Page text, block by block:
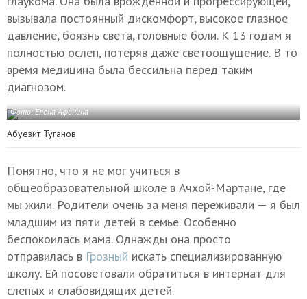
вызывала постоянный дискомфорт, высокое глазное
давление, боязнь света, головные боли. К 13 годам я
полностью ослеп, потеряв даже светоощущение. В то
время медицина была бессильна перед таким
диагнозом.
Фото: Елена Афонина
Абуезит Туганов
Понятно, что я не мог учиться в
общеобразовательной школе в Ачхой-Мартане, где
мы жили. Родители очень за меня переживали — я был
младшим из пяти детей в семье. Особенно
беспокоилась мама. Однажды она просто
отправилась в Грозный искать специализированную
школу. Ей посоветовали обратиться в интернат для
слепых и слабовидящих детей.